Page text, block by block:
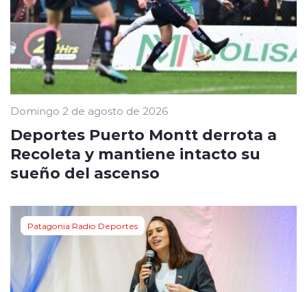
Domingo 2 de agosto de 2026
Deportes Puerto Montt derrota a
Recoleta y mantiene intacto su
sueño del ascenso
Patagonia Radio Deportes